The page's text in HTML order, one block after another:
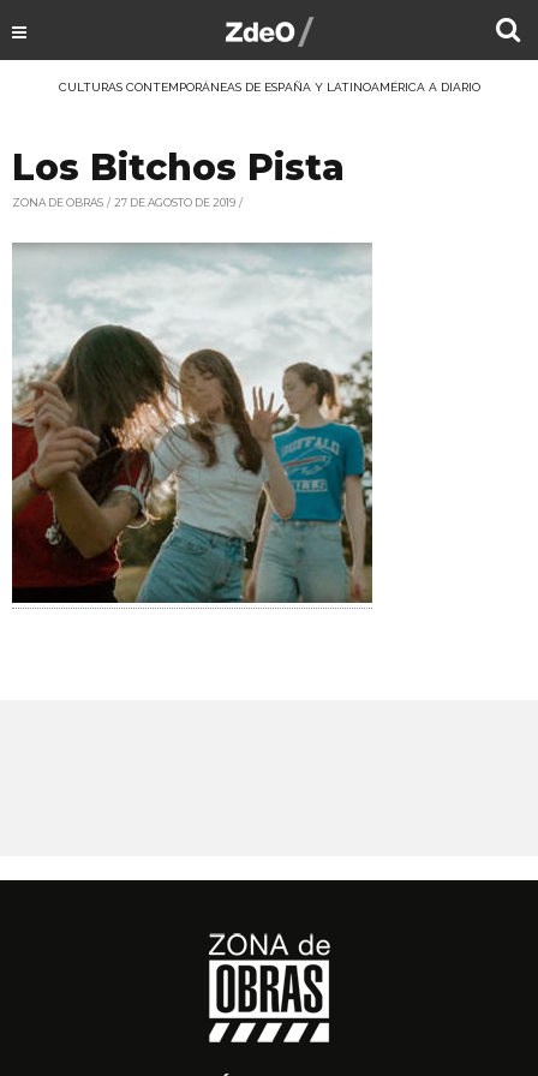
CULTURAS CONTEMPORÁNEAS DE ESPAÑA Y LATINOAMÉRICA A DIARIO
Los Bitchos Pista
ZONA DE OBRAS 27 DE AGOSTO DE 2019